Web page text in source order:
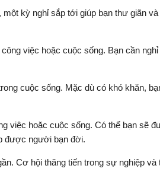
kỳ nghỉ sắp tới giúp bạn thư giãn
việc hoặc cuộc sống. Bạn cần
cuộc sống. Mặc dù có khó khăn,
việc hoặc cuộc sống. Có thể bạn sẽ
được người bạn đời.
Cơ hội thăng tiến trong sự nghiệp